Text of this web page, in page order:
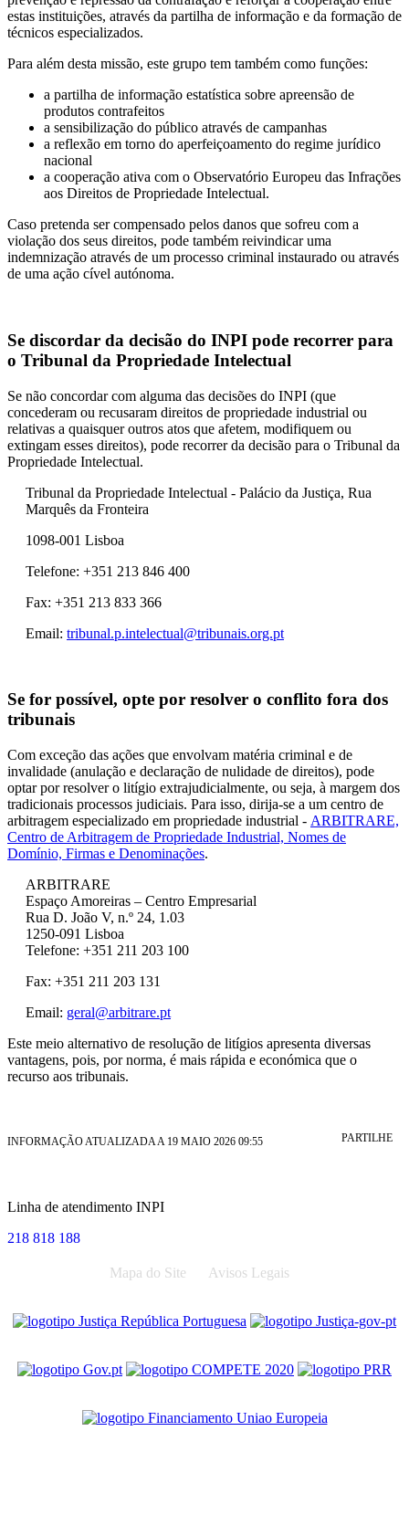
estas instituições, através da partilha de informação e da formação de
técnicos especializados.
Para além desta missão, este grupo tem também como funções:
a partilha de informação estatística sobre apreensão de
produtos contrafeitos
a sensibilização do público através de campanhas
a reflexão em torno do aperfeiçoamento do regime jurídico
nacional
a cooperação ativa com o Observatório Europeu das Infrações
aos Direitos de Propriedade Intelectual.
Caso pretenda ser compensado pelos danos que sofreu com a
violação dos seus direitos, pode também reivindicar uma
indemnização através de um processo criminal instaurado ou através
de uma ação cível autónoma.
Se discordar da decisão do INPI pode recorrer para
o Tribunal da Propriedade Intelectual
Se não concordar com alguma das decisões do INPI (que
concederam ou recusaram direitos de propriedade industrial ou
relativas a quaisquer outros atos que afetem, modifiquem ou
extingam esses direitos), pode recorrer da decisão para o Tribunal da
Propriedade Intelectual.
Tribunal da Propriedade Intelectual - Palácio da Justiça, Rua
Marquês da Fronteira
1098-001 Lisboa
Telefone: +351 213 846 400
Fax: +351 213 833 366
Email: tribunal.p.intelectual@tribunais.org.pt
Se for possível, opte por resolver o conflito fora dos
tribunais
Com exceção das ações que envolvam matéria criminal e de
invalidade (anulação e declaração de nulidade de direitos), pode
optar por resolver o litígio extrajudicialmente, ou seja, à margem dos
tradicionais processos judiciais. Para isso, dirija-se a um centro de
arbitragem especializado em propriedade industrial - ARBITRARE,
Centro de Arbitragem de Propriedade Industrial, Nomes de
Domínio, Firmas e Denominações.
ARBITRARE
Espaço Amoreiras – Centro Empresarial
Rua D. João V, n.º 24, 1.03
1250-091 Lisboa
Telefone: +351 211 203 100
Fax: +351 211 203 131
Email: geral@arbitrare.pt
Este meio alternativo de resolução de litígios apresenta diversas
vantagens, pois, por norma, é mais rápida e económica que o
recurso aos tribunais.
INFORMAÇÃO ATUALIZADA A 19 MAIO 2026 09:55 PARTILHE
Linha de atendimento INPI
218 818 188
Mapa do Site Avisos Legais